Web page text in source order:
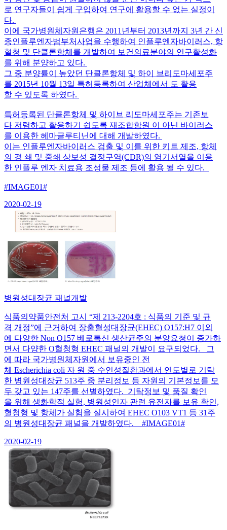
로 연구자들이 쉽게 구입하여 연구에 활용할 수 없는 실정이
다.
이에 국가병원체자원은행은 2011년부터 2013년까지 3년 간 신
종인플루엔자범부처사업을 수행하여 인플루엔자바이러스, 항
혈청 및 단클론항체를 개발하여 보건의료분야의 연구활성화
를 위해 분양하고 있다.
그 중 분양률이 높았던 단클론항체 및 하이 브리도마세포주
를 2015년 10월 13일 특허등록하여 산업체에서 도 활용
할 수 있도록 하였다.
특허등록된 단클론항체 및 하이브 리도마세포주는 기존보
다 저렴하고 활용하기 쉽도록 재조합항원 이 아닌 바이러스
를 이용한 헤마글루티닌에 대해 개발하였다.
이는 인플루엔자바이러스 검출 및 이를 위한 키트 제조, 항체
의 경 쇄 및 중쇄 상보성 결정구역(CDR)의 염기서열을 이용
한 인플루 엔자 치료용 조성물 제조 등에 활용 될 수 있다.
#IMAGE01#
2020-02-19
병원성대장균 패널개발
식품의약품안전처 고시 “제 213-2204호 : 식품의 기준 및 규
격 개정”에 근거하여 장출혈성대장균(EHEC) O157:H7 이외
에 다양한 Non O157 베로톡신 생산균주의 분양요청이 증가하
면서 다양한 O혈청형 EHEC 패널의 개발이 요구되었다. 그
에 따라 국가병원체자원에서 보유중인 전
체 Escherichia coli 자 원 중 수인성질환과에서 연도별로 기탁
한 병원성대장균 513주 중 분리정보 등 자원의 기본정보를 모
두 갖고 있는 147주를 선별하였다. 기탁정보 및 품질 확인
을 위해 생화학적 실험, 병원성인자 관련 유전자를 보유 확인,
혈청형 및 항체가 실험을 실시하여 EHEC O103 VT1 등 31주
의 병원성대장균 패널을 개발하였다. #IMAGE01#
2020-02-19